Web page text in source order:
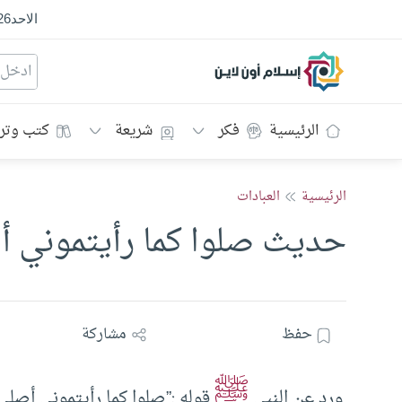
الاحد
إسلام أون لاين
الرئيسية فكر شريعة كتب
الرئيسية العبادات
حديث صلوا كما رأيتموني
حفظ مشاركة
ﷺ